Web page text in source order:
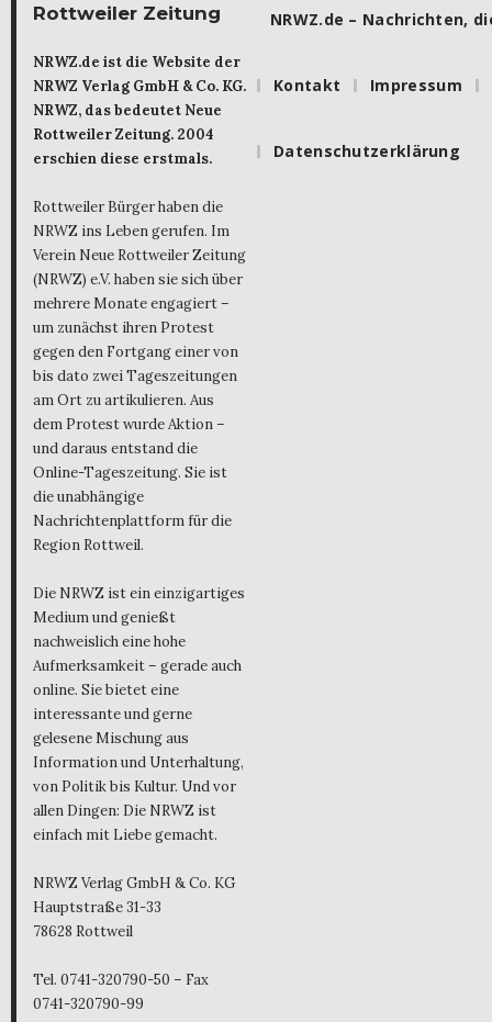
Rottweiler Zeitung
NRWZ.de ist die Website der
NRWZ Verlag GmbH & Co. KG.
NRWZ, das bedeutet Neue
Rottweiler Zeitung. 2004
erschien diese erstmals.
Rottweiler Bürger haben die
NRWZ ins Leben gerufen. Im
Verein Neue Rottweiler Zeitung
(NRWZ) e.V. haben sie sich über
mehrere Monate engagiert –
um zunächst ihren Protest
gegen den Fortgang einer von
bis dato zwei Tageszeitungen
am Ort zu artikulieren. Aus
dem Protest wurde Aktion –
und daraus entstand die
Online-Tageszeitung. Sie ist
die unabhängige
Nachrichtenplattform für die
Region Rottweil.
Die NRWZ ist ein einzigartiges
Medium und genießt
nachweislich eine hohe
Aufmerksamkeit – gerade auch
online. Sie bietet eine
interessante und gerne
gelesene Mischung aus
Information und Unterhaltung,
von Politik bis Kultur. Und vor
allen Dingen: Die NRWZ ist
einfach mit Liebe gemacht.
NRWZ Verlag GmbH & Co. KG
Hauptstraße 31-33
78628 Rottweil
Tel. 0741-320790-50 – Fax
0741-320790-99
NRWZ.de – Nachrichten,
Kontakt Impressum
Datenschutzerklärung